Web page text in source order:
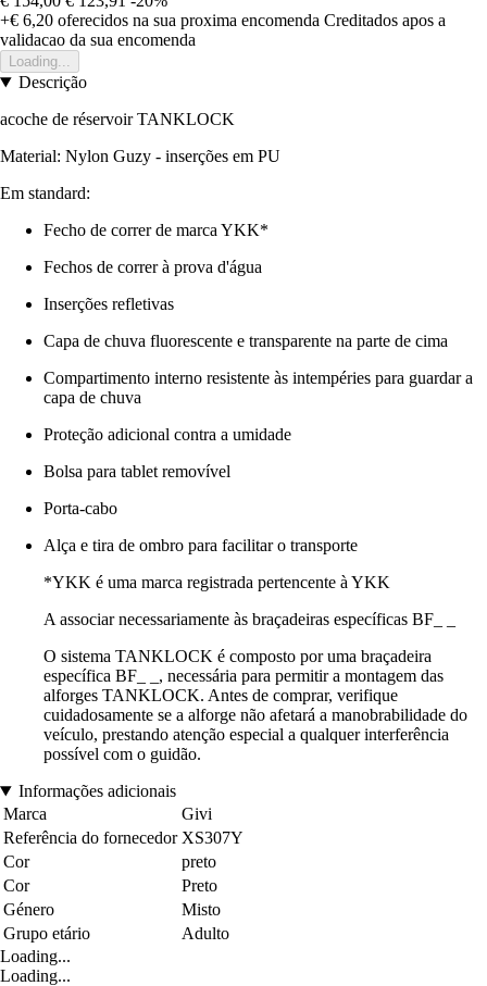
+€ 6,20 oferecidos na sua proxima encomenda Creditados apos a
validacao da sua encomenda
Loading...
Descrição
acoche de réservoir TANKLOCK
Material: Nylon Guzy - inserções em PU
Em standard:
Fecho de correr de marca YKK*
Fechos de correr à prova d'água
Inserções refletivas
Capa de chuva fluorescente e transparente na parte de cima
Compartimento interno resistente às intempéries para guardar a
capa de chuva
Proteção adicional contra a umidade
Bolsa para tablet removível
Porta-cabo
Alça e tira de ombro para facilitar o transporte
*YKK é uma marca registrada pertencente à YKK
A associar necessariamente às braçadeiras específicas BF_ _
O sistema TANKLOCK é composto por uma braçadeira
específica BF_ _, necessária para permitir a montagem das
alforges TANKLOCK. Antes de comprar, verifique
cuidadosamente se a alforge não afetará a manobrabilidade do
veículo, prestando atenção especial a qualquer interferência
possível com o guidão.
Informações adicionais
Marca
Givi
Referência do fornecedor XS307Y
Cor
preto
Cor
Preto
Género
Misto
Grupo etário
Adulto
Loading...
Loading...